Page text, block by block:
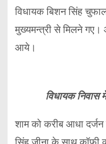
विधायक बिशन सिंह
मुख्यमन्त्री से मिलने
आये।
विधायक निवास
शाम को करीब आधा